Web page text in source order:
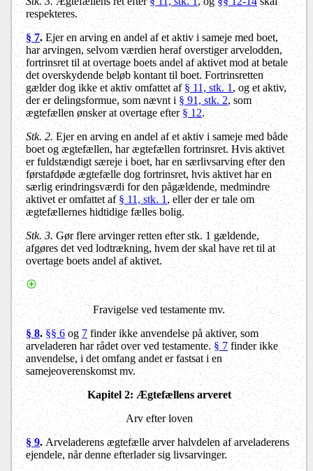
respekteres.
§ 7.Ejer en arving en andel af et aktiv i sameje med boet,
har arvingen, selvom værdien heraf overstiger arvelodden,
fortrinsret til at overtage boets andel af aktivet mod at betale
det overskydende beløb kontant til boet. Fortrinsretten
gælder dog ikke et aktiv omfattet af § 11, stk. 1, og et aktiv,
der er delingsformue, som nævnt i§ 91, stk. 2, som
ægtefællen ønsker at overtage efter§ 12.
Stk. 2. Ejer en arving en andel af et aktiv i sameje med både
boet og ægtefællen, har ægtefællen fortrinsret. Hvis aktivet
er fuldstændigt særeje i boet, har en særlivsarving efter den
førstafdøde ægtefælle dog fortrinsret, hvis aktivet har en
særlig erindringsværdi for den pågældende, medmindre
aktivet er omfattet af§ 11, stk. 1, eller der er tale om
ægtefællernes hidtidige fælles bolig.
Stk. 3. Gør flere arvinger retten efter stk. 1 gældende,
afgøres det ved lodtrækning, hvem der skal have ret til at
overtage boets andel af aktivet.
Fravigelse ved testamente mv.
§ 8. §§ 6og7finder ikke anvendelse på aktiver, som
arveladeren har rådet over ved testamente.§ 7finder ikke
anvendelse, i det omfang andet er fastsat i en
samejeoverenskomst mv.
Kapitel 2: Ægtefællens arveret
Arv efter loven
§ 9. Arveladerens ægtefælle arver halvdelen af arveladerens
ejendele, når denne efterlader sig livsarvinger.